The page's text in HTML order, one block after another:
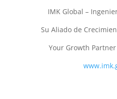
IMK Global –
Su Aliado de
Your Growth